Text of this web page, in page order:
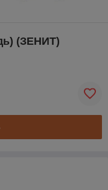
(ЗЕНИТ)